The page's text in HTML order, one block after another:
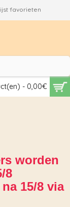
favorieten
- 0,00€
worden
8
15/8 via